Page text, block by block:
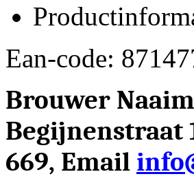
Ean-code:
Brouwer
Begijnenstraat
669, Email